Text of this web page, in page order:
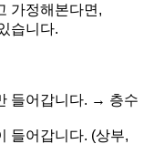
가정해본다면,
습니다.
들어갑니다. → 층수
들어갑니다. (상부,